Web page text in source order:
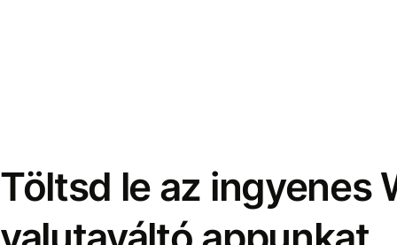
Töltsd le az ingyenes